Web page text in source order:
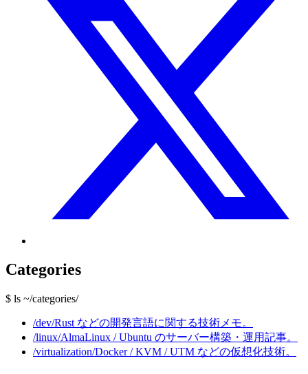
Categories
$ ls ~/categories/
/dev/Rust などの開発言語に関する技術メモ。
/linux/AlmaLinux / Ubuntu のサーバー構築・運用記事。
/virtualization/Docker / KVM / UTM などの仮想化技術。